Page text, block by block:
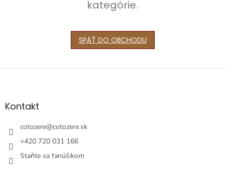
kategórie.
SPÄŤ DO OBCHODU
Z
äKontakt
cotozere@cotozere.sk
+420 720 031 166
Staňte sa fanúšikom